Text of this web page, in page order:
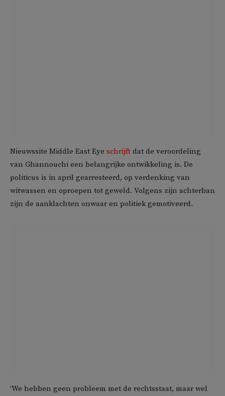
Nieuwssite Middle East Eye schrijft dat de veroordeling
van Ghannouchi een belangrijke ontwikkeling is. De
politicus is in april gearresteerd, op verdenking van
witwassen en oproepen tot geweld. Volgens zijn achterban
zijn de aanklachten onwaar en politiek gemotiveerd.
‘We hebben geen probleem met de rechtsstaat, maar wel